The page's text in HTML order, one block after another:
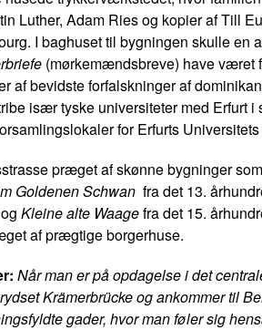
Luther, Adam Ries og kopier af Till
I baghuset til bygningen skulle en
(mørkemændsbreve) have været
af bevidste forfalskninger af
især tyske universiteter med Erfurt i
for Erfurts
præget af skønne bygninger
Goldenen Schwan fra det 13.
og Kleine alte Waagefra det 15.
af prægtige borgerhuse.
Når man er på opdagelse i det
Krämerbrücke og ankommer til
gader, hvor man føler sig